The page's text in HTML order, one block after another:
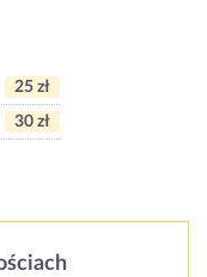
25 zł
30 zł